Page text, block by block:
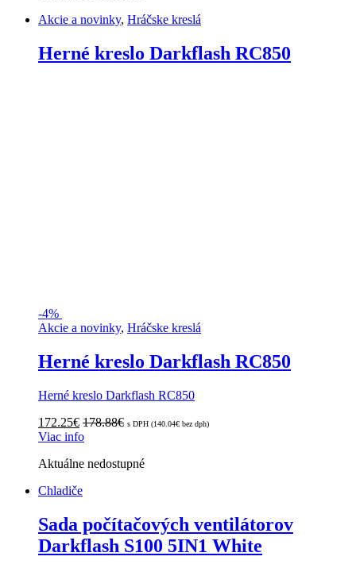
Akcie a novinky, Hráčske kreslá
Herné kreslo Darkflash RC850
-4%
Akcie a novinky, Hráčske kreslá
Herné kreslo Darkflash RC850
Herné kreslo Darkflash RC850
172.25€ 178.88€ s DPH (140.04€ bez dph)
Viac info
Aktuálne nedostupné
Chladiče
Sada počítačových ventilátorov
Darkflash S100 5IN1 White